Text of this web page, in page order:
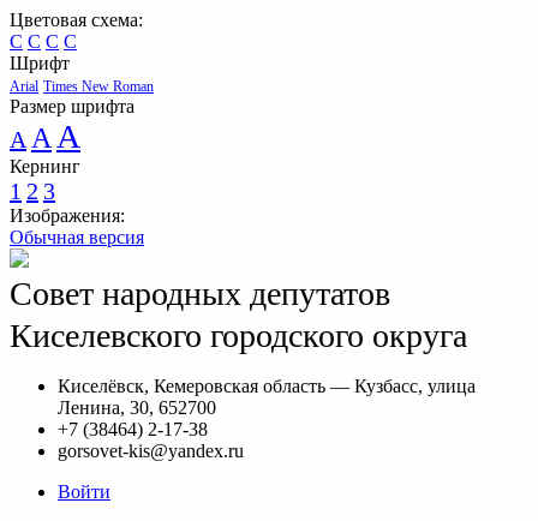
Цветовая схема:
C C C C
Шрифт
Arial Times New Roman
Размер шрифта
A A A
Кернинг
1 2 3
Изображения:
Обычная версия
Совет народных депутатов
Киселевского городского округа
Киселёвск, Кемеровская область — Кузбасс, улица
Ленина, 30, 652700
+7 (38464) 2-17-38
gorsovet-kis@yandex.ru
Войти